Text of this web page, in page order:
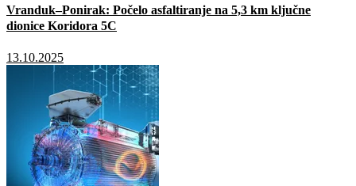
Vranduk–Ponirak: Počelo asfaltiranje na 5,3 km ključne
dionice Koridora 5C
13.10.2025